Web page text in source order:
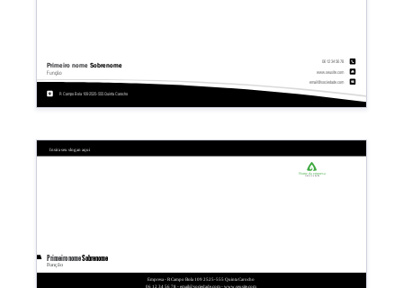
R Campo Bola 109 2525-555 Quinta Carocho
email@sociedade.com
06 12 34 56 78
www.seusite.com
Função
Primeiro nome Sobrenome
06 12 34 56 78 - email@sociedade.com - www.seusite.com
Empresa - R Campo Bola 109 2525-555 Quinta Carocho
Função
Insira seu slogan aqui
Primeiro nomeSobrenome
Nome da empresa
Linha de base